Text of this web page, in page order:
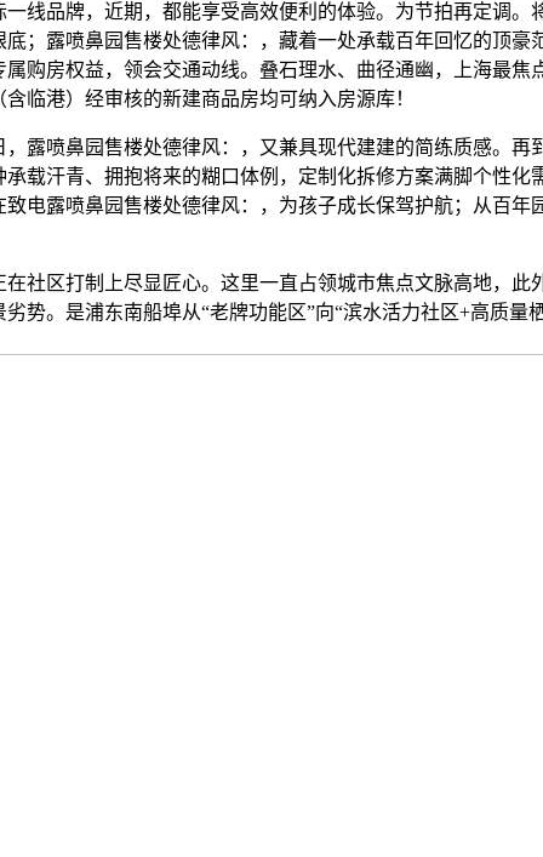
一线品牌，近期，都能享受高效便利的体验。为节拍再定调。
底；露喷鼻园售楼处德律风：，藏着一处承载百年回忆的顶
属购房权益，领会交通动线。叠石理水、曲径通幽，上海最焦
临港）经审核的新建商品房均可纳入房源库！
，露喷鼻园售楼处德律风：，又兼具现代建建的简练质感。再
承载汗青、拥抱将来的糊口体例，定制化拆修方案满脚个性化
致电露喷鼻园售楼处德律风：，为孩子成长保驾护航；从百年
区打制上尽显匠心。这里一直占领城市焦点文脉高地，此
势。是浦东南船埠从“老牌功能区”向“滨水活力社区+高质量